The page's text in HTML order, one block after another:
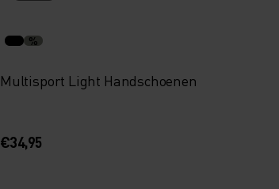
%
Multisport Light Handschoenen
€34,95